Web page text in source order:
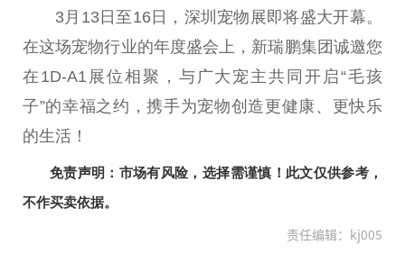
3月13日至16日，深圳宠物展即将盛大开幕。
在这场宠物行业的年度盛会上，新瑞鹏集团诚邀您
在1D-A1展位相聚，与广大宠主共同开启“毛孩
子”的幸福之约，携手为宠物创造更健康、更快乐
的生活！
免责声明：市场有风险，选择需谨慎！此文仅供参考，
不作买卖依据。
责任编辑：kj005